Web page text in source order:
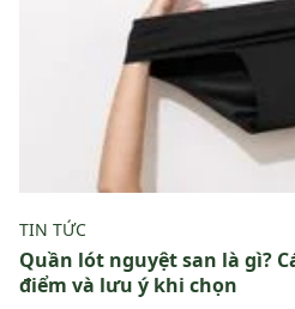
TIN TỨC
Quần lót nguyệt san là gì?
điểm và lưu ý khi chọn